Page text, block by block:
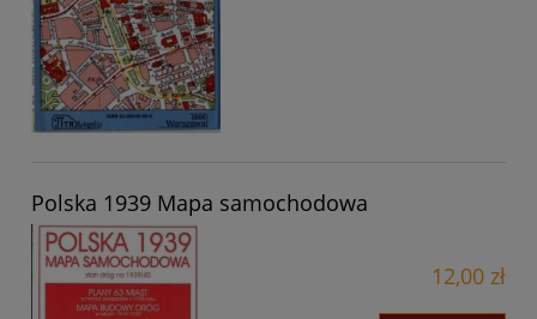
Polska 1939 Mapa samochodowa
12,00 zł